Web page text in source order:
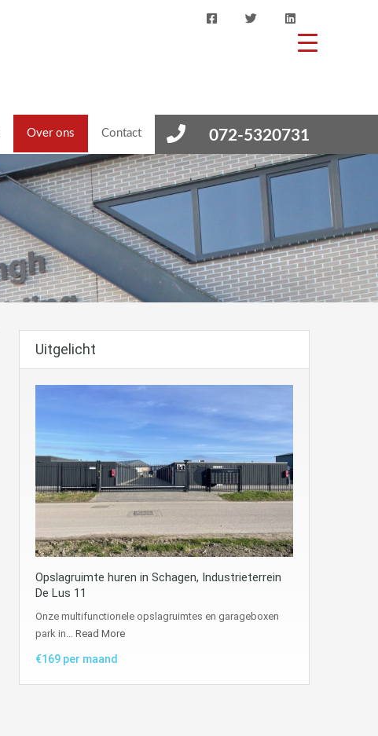
072-5320731
Over ons Contact
Uitgelicht
Opslagruimte huren in Schagen, Industrieterrein
De Lus 11
Onze multifunctionele opslagruimtes en garageboxen
park in… Read More
€169 per maand